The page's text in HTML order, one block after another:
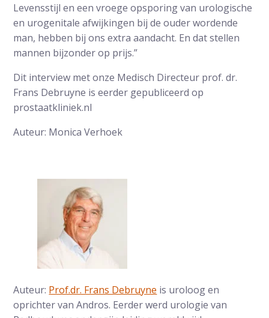
Levensstijl en een vroege opsporing van urologische
en urogenitale afwijkingen bij de ouder wordende
man, hebben bij ons extra aandacht. En dat stellen
mannen bijzonder op prijs.”
Dit interview met onze Medisch Directeur prof. dr.
Frans Debruyne is eerder gepubliceerd op
prostaatkliniek.nl
Auteur: Monica Verhoek
Auteur: Prof.dr. Frans Debruyne is uroloog en
oprichter van Andros. Eerder werd urologie van